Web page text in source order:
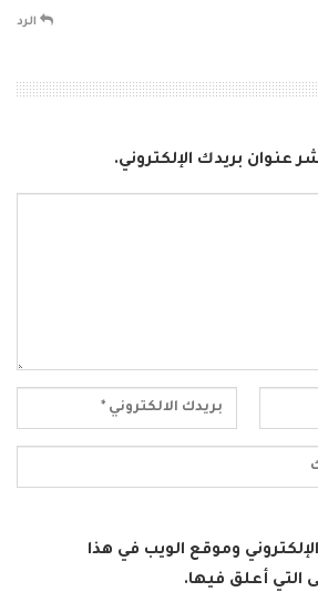
الرد
عنوان بريدك الإلكتروني.
وموقع الويب في هذا
التي أعلق فيها.